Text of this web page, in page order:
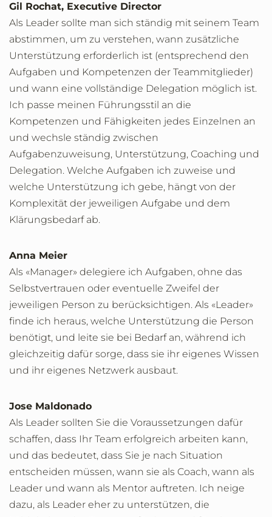
Gil Rochat, Executive Director
Als Leader sollte man sich ständig mit seinem Team
abstimmen, um zu verstehen, wann zusätzliche
Unterstützung erforderlich ist (entsprechend den
Aufgaben und Kompetenzen der Teammitglieder)
und wann eine vollständige Delegation möglich ist.
Ich passe meinen Führungsstil an die
Kompetenzen und Fähigkeiten jedes Einzelnen an
und wechsle ständig zwischen
Aufgabenzuweisung, Unterstützung, Coaching und
Delegation. Welche Aufgaben ich zuweise und
welche Unterstützung ich gebe, hängt von der
Komplexität der jeweiligen Aufgabe und dem
Klärungsbedarf ab.
Anna Meier
Als «Manager» delegiere ich Aufgaben, ohne das
Selbstvertrauen oder eventuelle Zweifel der
jeweiligen Person zu berücksichtigen. Als «Leader»
finde ich heraus, welche Unterstützung die Person
benötigt, und leite sie bei Bedarf an, während ich
gleichzeitig dafür sorge, dass sie ihr eigenes Wissen
und ihr eigenes Netzwerk ausbaut.
Jose Maldonado
Als Leader sollten Sie die Voraussetzungen dafür
schaffen, dass Ihr Team erfolgreich arbeiten kann,
und das bedeutet, dass Sie je nach Situation
entscheiden müssen, wann sie als Coach, wann als
Leader und wann als Mentor auftreten. Ich neige
dazu, als Leader eher zu unterstützen, die